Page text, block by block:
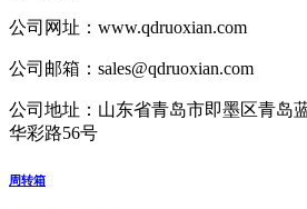
公司网址： www.qdruoxian.com
公司邮箱： sales@qdruoxian.com
公司地址： 山东省青岛市即墨区青岛
华彩路56号
周转箱